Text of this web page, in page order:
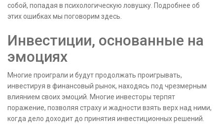
собой, попадая в психологическую ловушку. Подробнее об
этих ошибках мы поговорим здесь.
Инвестиции, основанные на
эмоциях
Многие проиграли и будут продолжать проигрывать,
инвестируя в финансовый рынок, находясь под чрезмерным
влиянием своих эмоций. Многие инвесторы терпят
поражение, позволяя страху и жадности взять верх над ними,
когда дело доходит до принятия инвестиционных решений.